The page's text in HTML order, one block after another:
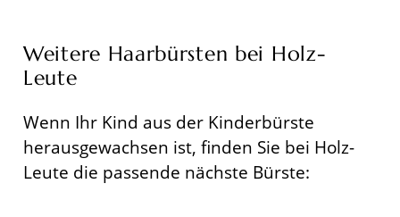
Weitere Haarbürsten bei Holz-
Leute
Wenn Ihr Kind aus der Kinderbürste
herausgewachsen ist, finden Sie bei Holz-
Leute die passende nächste Bürste: